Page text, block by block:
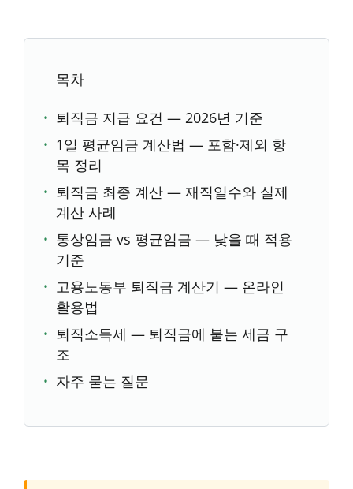
목차
퇴직금 지급 요건 — 2026년 기준
1일 평균임금 계산법 — 포함·제외 항
목 정리
퇴직금 최종 계산 — 재직일수와 실제
계산 사례
통상임금 vs 평균임금 — 낮을 때 적용
기준
고용노동부 퇴직금 계산기 — 온라인
활용법
퇴직소득세 — 퇴직금에 붙는 세금 구
조
자주 묻는 질문